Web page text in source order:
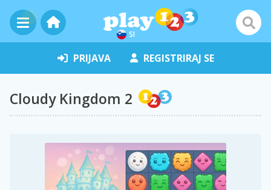
SI
PRIJAVA REGISTRIRAJ SE
Cloudy Kingdom 2